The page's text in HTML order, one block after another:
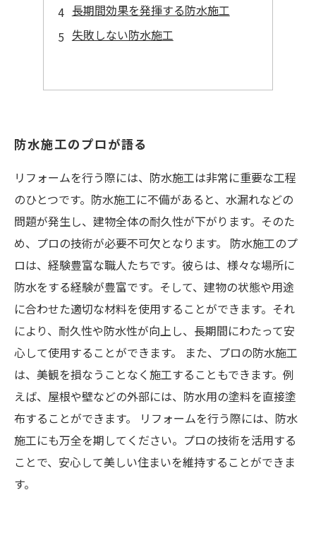
長期間効果を発揮する防水施工
失敗しない防水施工
防水施工のプロが語る
リフォームを行う際には、防水施工は非常に重要な工程
のひとつです。防水施工に不備があると、水漏れなどの
問題が発生し、建物全体の耐久性が下がります。そのた
め、プロの技術が必要不可欠となります。 防水施工のプ
ロは、経験豊富な職人たちです。彼らは、様々な場所に
防水をする経験が豊富です。そして、建物の状態や用途
に合わせた適切な材料を使用することができます。それ
により、耐久性や防水性が向上し、長期間にわたって安
心して使用することができます。 また、プロの防水施工
は、美観を損なうことなく施工することもできます。例
えば、屋根や壁などの外部には、防水用の塗料を直接塗
布することができます。 リフォームを行う際には、防水
施工にも万全を期してください。プロの技術を活用する
ことで、安心して美しい住まいを維持することができま
す。